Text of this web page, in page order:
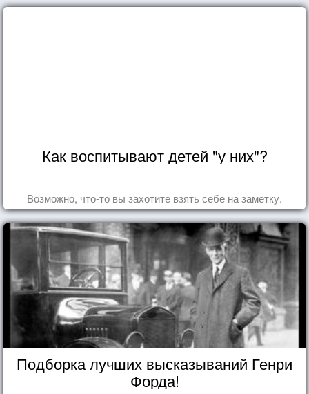
Как воспитывают детей "у них"?
Возможно, что-то вы захотите взять себе на заметку.
Подборка лучших высказываний Генри
Форда!